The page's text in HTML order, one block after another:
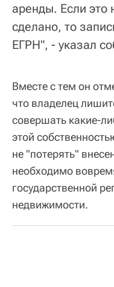
аренды. Если
сделано, то
ЕГРН", - указал
Вместе с тем он
что владелец
совершать какие-
этой
не "потерять"
необходимо
государственной
недвижимости.